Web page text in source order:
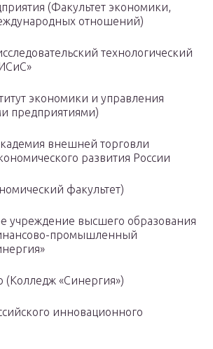
(Факультет экономики,
отношений)
технологический
экономики и управления
предприятиями)
внешней торговли
развития России
факультет)
учреждение высшего образования
промышленный
(Колледж «Синергия»)
инновационного